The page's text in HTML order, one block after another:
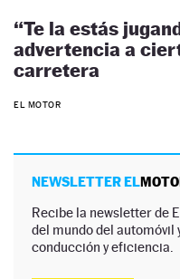
“Te la estás
advertencia a
carretera
EL MOTOR
NEWSLETTER EL
Recibe la newsletter de
del mundo del automóvil
conducción y eficiencia.